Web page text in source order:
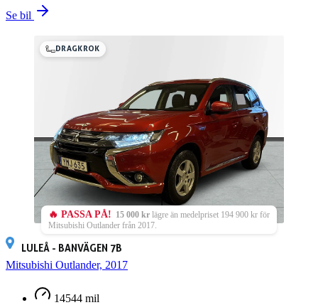
Se bil
DRAGKROK
🔥 PASSA PÅ! 15 000 kr lägre än medelpriset 194 900 kr för
Mitsubishi Outlander från 2017.
LULEÅ - BANVÄGEN 7B
Mitsubishi Outlander, 2017
14544 mil